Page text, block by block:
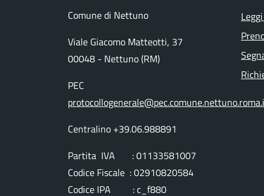
Comune di Nettuno
Viale Giacomo Matteotti, 37
00048 - Nettuno (RM)
PEC
Centralino +39.06.988891
Partita IVA : 01133581007
Codice Fiscale : 02910820584
Codice IPA : c_f880